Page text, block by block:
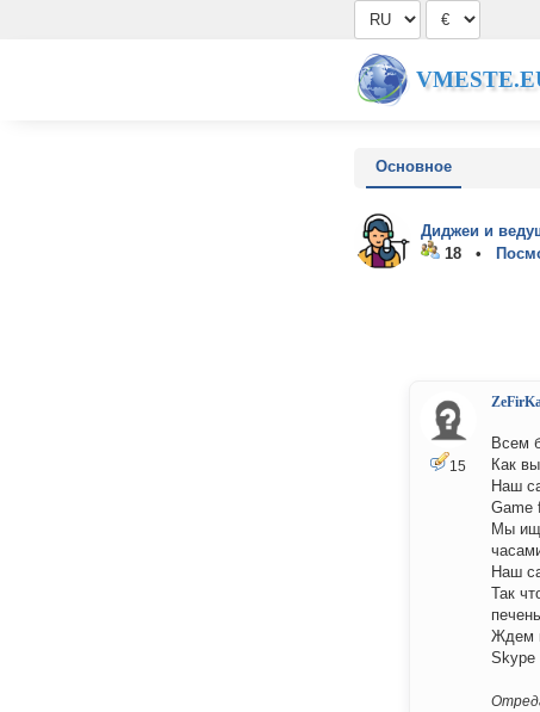
Основное
Диджеи и
18 •
15
Всем
Как
Наш
Game
Мы
Наш
Так
Ждем
Skype